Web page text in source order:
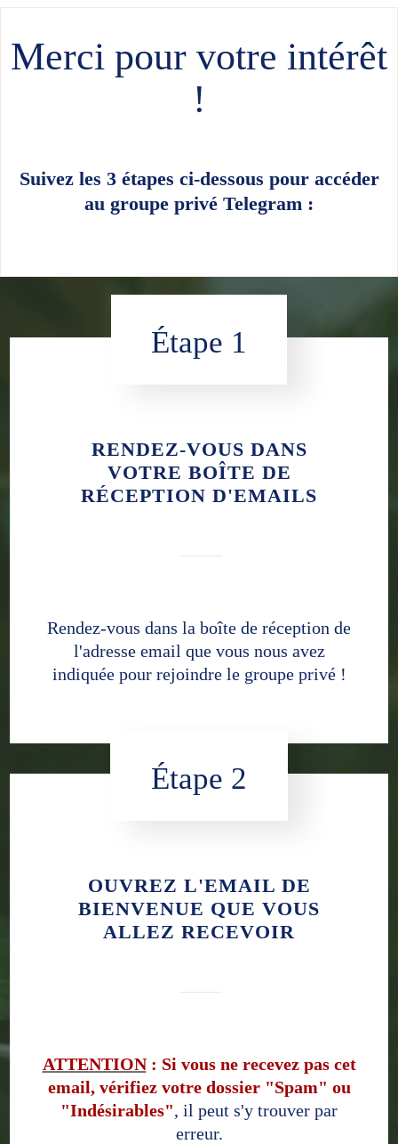
Merci pour votre intérêt
!
Suivez les 3 étapes ci-dessous pour accéder
au groupe privé Telegram :
Étape 1
RENDEZ-VOUS DANS
VOTRE BOÎTE DE
RÉCEPTION D'EMAILS
Rendez-vous dans la boîte de réception de
l'adresse email que vous nous avez
indiquée pour rejoindre le groupe privé !
Étape 2
OUVREZ L'EMAIL DE
BIENVENUE QUE VOUS
ALLEZ RECEVOIR
ATTENTION: Si vous ne recevez pas cet
email, vérifiez votre dossier "Spam" ou
"Indésirables", il peut s'y trouver par
erreur.